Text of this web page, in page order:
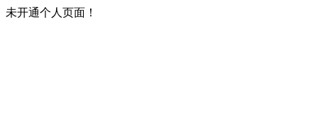
未开通个人页面！